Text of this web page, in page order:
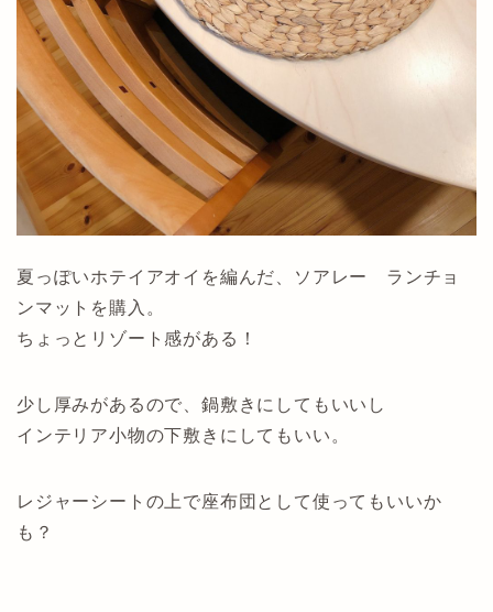
夏っぽいホテイアオイを編んだ、ソアレー ランチョ
ンマットを購入。
ちょっとリゾート感がある！
少し厚みがあるので、鍋敷きにしてもいいし
インテリア小物の下敷きにしてもいい。
レジャーシートの上で座布団として使ってもいいか
も？